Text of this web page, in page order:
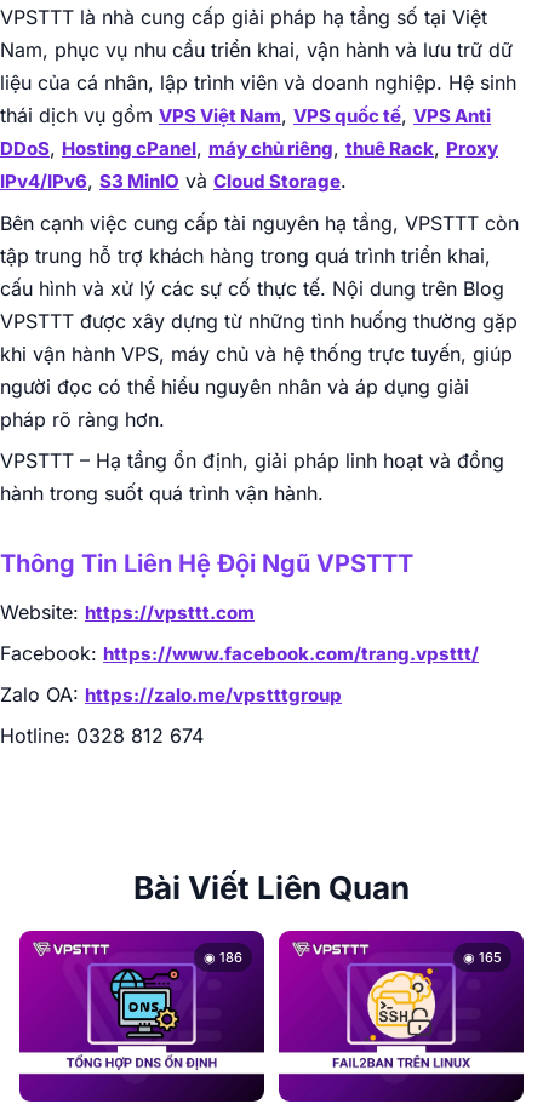
VPSTTT là nhà cung cấp giải pháp hạ tầng số tại Việt
Nam, phục vụ nhu cầu triển khai, vận hành và lưu trữ dữ
liệu của cá nhân, lập trình viên và doanh nghiệp. Hệ sinh
thái dịch vụ gồm VPS Việt Nam, VPS quốc tế, VPS Anti
DDoS, Hosting cPanel, máy chủ riêng, thuê Rack, Proxy
IPv4/IPv6, S3 MinIO và Cloud Storage.
Bên cạnh việc cung cấp tài nguyên hạ tầng, VPSTTT còn
tập trung hỗ trợ khách hàng trong quá trình triển khai,
cấu hình và xử lý các sự cố thực tế. Nội dung trên Blog
VPSTTT được xây dựng từ những tình huống thường gặp
khi vận hành VPS, máy chủ và hệ thống trực tuyến, giúp
người đọc có thể hiểu nguyên nhân và áp dụng giải
pháp rõ ràng hơn.
VPSTTT – Hạ tầng ổn định, giải pháp linh hoạt và đồng
hành trong suốt quá trình vận hành.
Thông Tin Liên Hệ Đội Ngũ VPSTTT
Website: https://vpsttt.com
Facebook: https://www.facebook.com/trang.vpsttt/
Zalo OA: https://zalo.me/vpstttgroup
Hotline: 0328 812 674
Bài Viết Liên Quan
◉ 186 ◉ 165